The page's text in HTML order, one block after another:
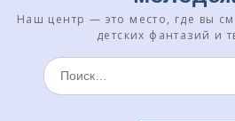
Наш центр — это место, где вы
детских фантазий и
Искать: